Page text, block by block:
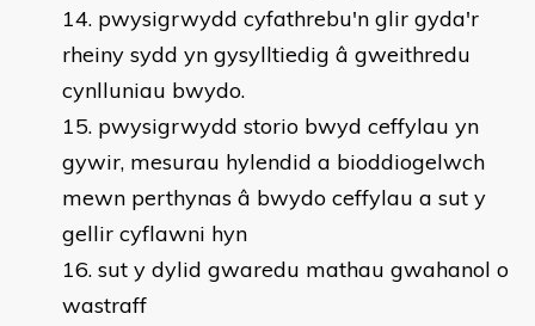
pwysigrwydd cyfathrebu'n glir gyda'r
rheiny sydd yn gysylltiedig â gweithredu
cynlluniau bwydo.
pwysigrwydd storio bwyd ceffylau yn
gywir, mesurau hylendid a bioddiogelwch
mewn perthynas â bwydo ceffylau a sut y
gellir cyflawni hyn
sut y dylid gwaredu mathau gwahanol o
wastraff